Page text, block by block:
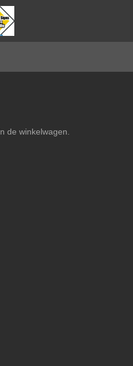
de winkelwagen.